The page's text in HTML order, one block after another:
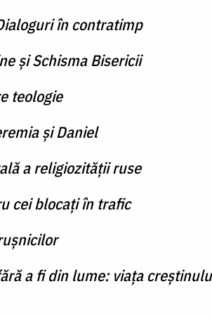
în contratimp
și Schisma Bisericii
teologie
și Daniel
a religiozității ruse
cei blocați în trafic
a fi din lume: viața